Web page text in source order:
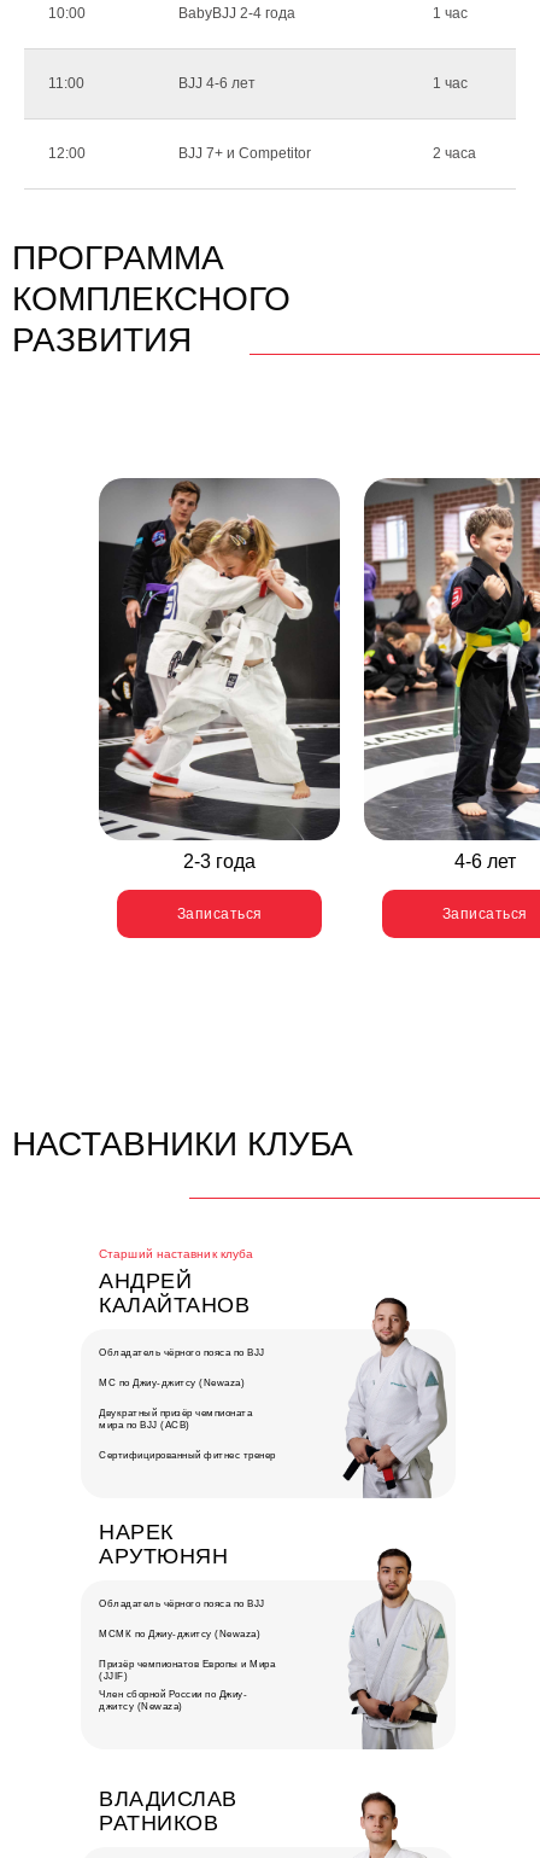
10:00 BabyBJJ 2-4 года 1 час
11:00 BJJ 4-6 лет 1 час
12:00 BJJ 7+ и Competitor 2 часа
ЗАПИСЬ
НА ПЕРСОНАЛЬНЫЕ
ЗАНЯТИЯ
ПРОГРАММА
КОМПЛЕКСНОГО
РАЗВИТИЯ
2-3 года
Записаться
4-6 лет
Записаться
НАСТАВНИКИ КЛУБА
МС по Джиу-джитсу (Newaza)
Двукратный призёр чемпионата
мира по BJJ (ACB)
Сертифицированный фитнес тренер
АНДРЕЙ
КАЛАЙТАНОВ
Обладатель чёрного пояса по BJJ
Старший наставник клуба
МСМК по Джиу-джитсу (Newaza)
Член сборной России по Джиу-
джитсу (Newaza)
Призёр чемпионатов Европы и Мира
(JJIF)
НАРЕК
АРУТЮНЯН
Обладатель чёрного пояса по BJJ
ВЛАДИСЛАВ
РАТНИКОВ